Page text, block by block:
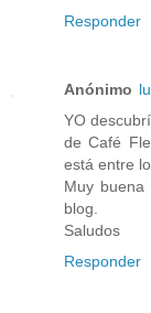
Responder
Anónimo
YO
de Café
está entre
Muy
blog.
Saludos
Responder